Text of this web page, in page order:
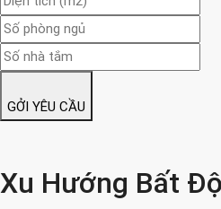
GỞI YÊU CẦU
Xu Hướng Bất